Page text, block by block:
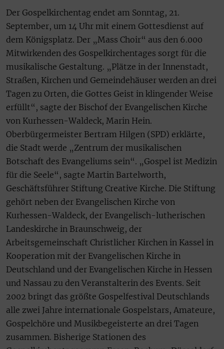
Der Gospelkirchentag endet am Sonntag, 21.
September, um 14 Uhr mit einem Gottesdienst auf
dem Königsplatz. Der „Mass Choir“ aus den 6.000
Mitwirkenden des Gospelkirchentages sorgt für die
musikalische Gestaltung. „Plätze in der Innenstadt,
Straßen, Kirchen und Gemeindehäuser werden an drei
Tagen zu Orten, die Gottes Geist in klingender Weise
erfüllt“, sagte der Bischof der Evangelischen Kirche
von Kurhessen-Waldeck, Marin Hein.
Oberbürgermeister Bertram Hilgen (SPD) erklärte,
die Stadt werde „Zentrum der musikalischen
Botschaft des Evangeliums sein“. „Gospel ist Medizin
für die Seele“, sagte Martin Bartelworth,
Geschäftsführer Stiftung Creative Kirche. Die Stiftung
gehört neben der Evangelischen Kirche von
Kurhessen-Waldeck, der Evangelisch-lutherischen
Landeskirche in Braunschweig, der
Arbeitsgemeinschaft Christlicher Kirchen in Kassel in
Kooperation mit der Evangelischen Kirche in
Deutschland und der Evangelischen Kirche in Hessen
und Nassau zu den Veranstalterin des Events. Seit
2002 bringt das größte Gospelfestival Deutschlands
alle zwei Jahre internationale Gospelstars, Amateure,
Gospelchöre und Musikbegeisterte an drei Tagen
zusammen. Bisherige Stationen des